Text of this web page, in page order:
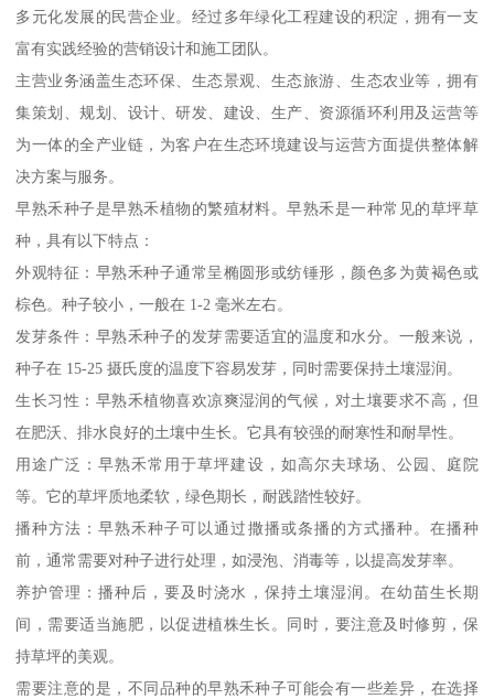
多元化发展的民营企业。经过多年绿化工程建设的积淀，拥有一支
富有实践经验的营销设计和施工团队。
主营业务涵盖生态环保、生态景观、生态旅游、生态农业等，拥有
集策划、规划、设计、研发、建设、生产、资源循环利用及运营等
为一体的全产业链，为客户在生态环境建设与运营方面提供整体解
决方案与服务。
早熟禾种子是早熟禾植物的繁殖材料。早熟禾是一种常见的草坪草
种，具有以下特点：
外观特征：早熟禾种子通常呈椭圆形或纺锤形，颜色多为黄褐色或
棕色。种子较小，一般在 1-2 毫米左右。
发芽条件：早熟禾种子的发芽需要适宜的温度和水分。一般来说，
种子在 15-25 摄氏度的温度下容易发芽，同时需要保持土壤湿润。
生长习性：早熟禾植物喜欢凉爽湿润的气候，对土壤要求不高，但
在肥沃、排水良好的土壤中生长。它具有较强的耐寒性和耐旱性。
用途广泛：早熟禾常用于草坪建设，如高尔夫球场、公园、庭院
等。它的草坪质地柔软，绿色期长，耐践踏性较好。
播种方法：早熟禾种子可以通过撒播或条播的方式播种。在播种
前，通常需要对种子进行处理，如浸泡、消毒等，以提高发芽率。
养护管理：播种后，要及时浇水，保持土壤湿润。在幼苗生长期
间，需要适当施肥，以促进植株生长。同时，要注意及时修剪，保
持草坪的美观。
需要注意的是，不同品种的早熟禾种子可能会有一些差异，在选择